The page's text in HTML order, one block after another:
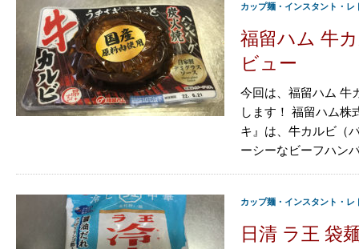
カップ麺・インスタント・レ
福留ハム 牛
ビュー
今回は、福留ハム 牛
します！ 福留ハム株
キ』は、牛カルビ（
ーシーなビーフハン
カップ麺・インスタント・レ
日清 ラ王 袋